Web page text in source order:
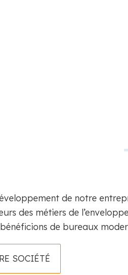
de notre
des métiers de
de bureaux
SOCIÉTÉ